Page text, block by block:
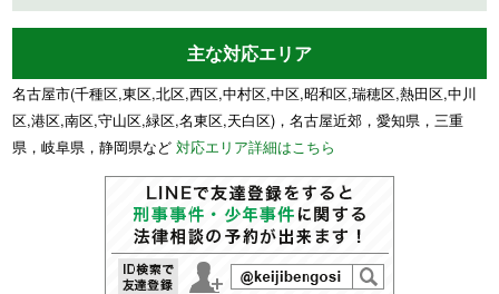
主な対応エリア
名古屋市(千種区,東区,北区,西区,中村区,中区,昭和区,瑞穂区,熱田区,中川
区,港区,南区,守山区,緑区,名東区,天白区)，名古屋近郊，愛知県，三重
県，岐阜県，静岡県など対応エリア詳細はこちら